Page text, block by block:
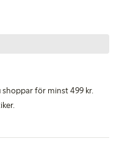
för minst 499 kr.